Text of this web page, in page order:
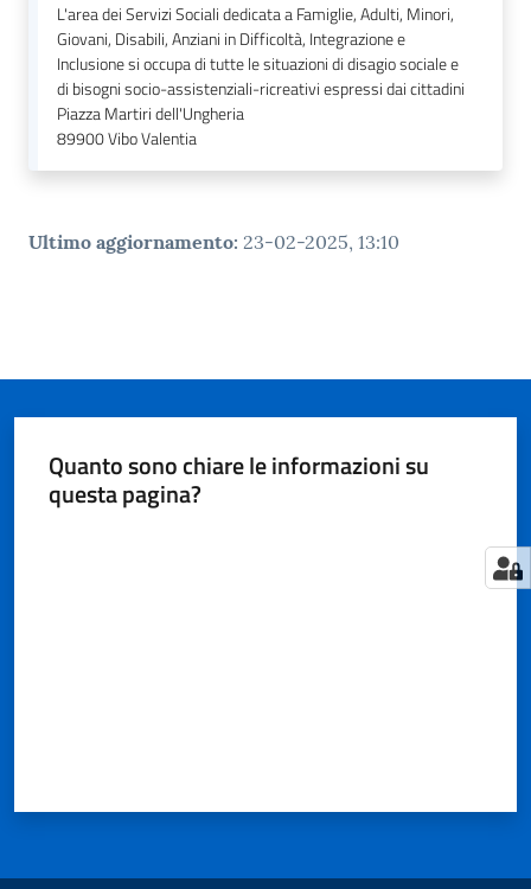
L'area dei Servizi Sociali dedicata a Famiglie, Adulti, Minori,
Giovani, Disabili, Anziani in Difficoltà, Integrazione e
Inclusione si occupa di tutte le situazioni di disagio sociale e
di bisogni socio-assistenziali-ricreativi espressi dai cittadini
Piazza Martiri dell'Ungheria
89900Vibo Valentia
Ultimo aggiornamento: 23-02-2025, 13:10
Quanto sono chiare le informazioni su
questa pagina?